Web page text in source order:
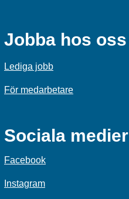
Jobba hos oss
Lediga jobb
För medarbetare
Sociala medier
Facebook
Instagram